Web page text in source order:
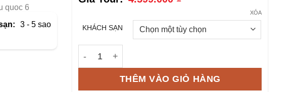
3 - 5 sao
3.059.000 ₫
đến
4.599.000 ₫
KHÁCH SẠN
XÓA
THÊM VÀO GIỎ HÀNG